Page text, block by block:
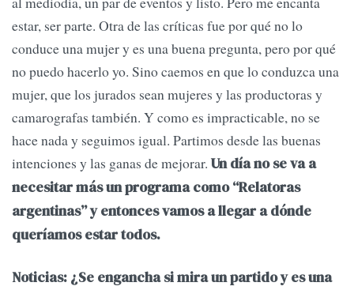
estar, ser parte. Otra de las críticas fue por qué no lo
conduce una mujer y es una buena pregunta, pero por qué
no puedo hacerlo yo. Sino caemos en que lo conduzca una
mujer, que los jurados sean mujeres y las productoras y
camarografas también. Y como es impracticable, no se
hace nada y seguimos igual. Partimos desde las buenas
intenciones y las ganas de mejorar. Un día no se va a
necesitar más un programa como “Relatoras
argentinas” y entonces vamos a llegar a dónde
queríamos estar todos.
Noticias: ¿Se engancha si mira un partido y es una